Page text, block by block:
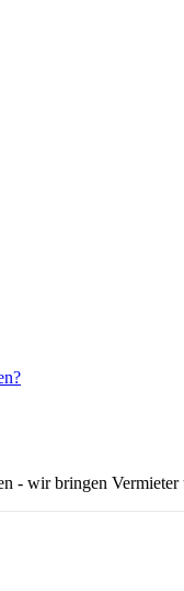
- wir bringen Vermieter